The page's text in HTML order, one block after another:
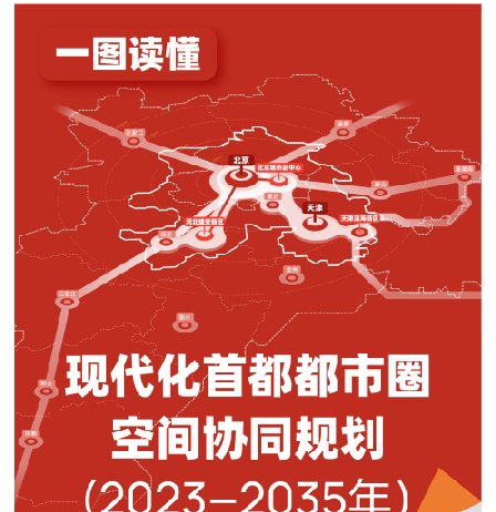
决策公开
政务服务
个人服务 法人服务 部门服务
便民服务 利企服务 投资项目
中介服务 阳光政务
政民互动
12345网上接诉即办 我要咨询 我要建议
参与调查 在线访谈 图说互动